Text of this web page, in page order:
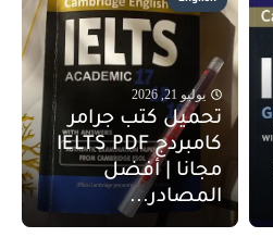
يوليو 21, 2026
تحميل كتب جرامر
كامبردج IELTS PDF
مجانا | أفضل
المصادر...